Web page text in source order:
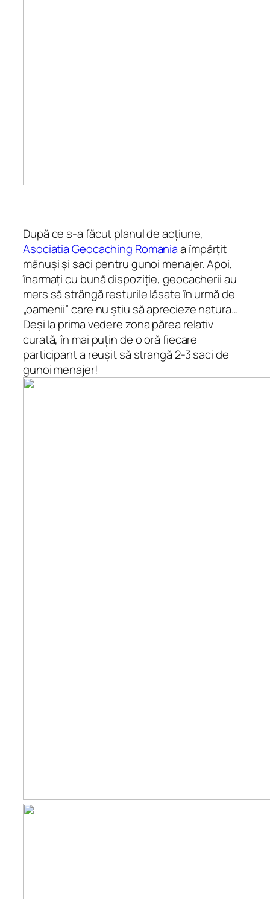
După ce s-a făcut planul de acțiune,
Asociatia Geocaching Romaniaa împărțit
mănuși și saci pentru gunoi menajer. Apoi,
înarmați cu bună dispoziție, geocacherii au
mers să strângă resturile lăsate în urmă de
„oamenii” care nu știu să aprecieze natura…
Deși la prima vedere zona părea relativ
curată, în mai puțin de o oră fiecare
participant a reușit să strangă 2-3 saci de
gunoi menajer!